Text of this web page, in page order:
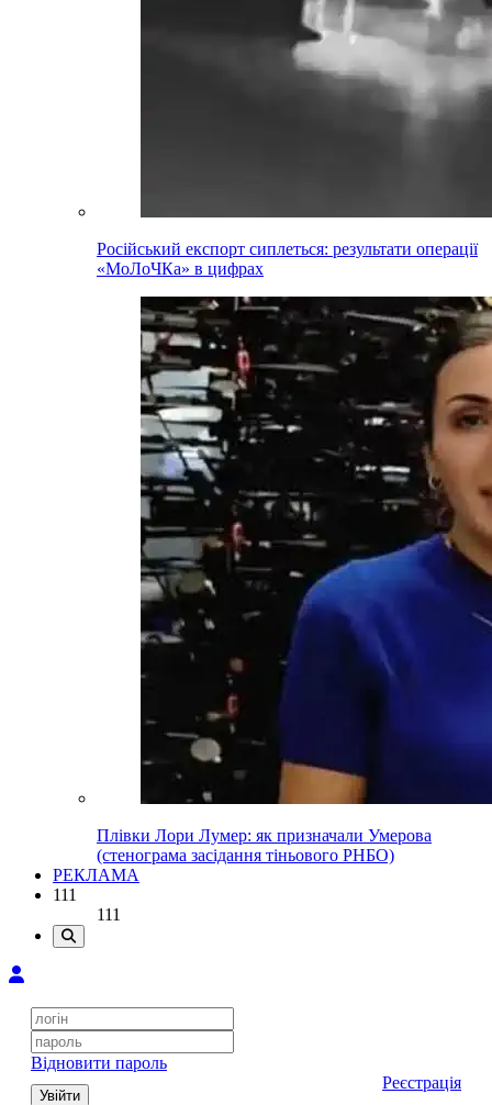
Російський експорт сиплеться: результати операції
«МоЛоЧКа» в цифрах
Плівки Лори Лумер: як призначали Умерова
(стенограма засідання тіньового РНБО)
РЕКЛАМА
111
111
Відновити пароль
Увійти
Реєстрація